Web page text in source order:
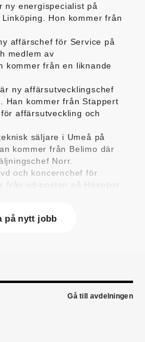
ny energispecialist på
Hon kommer från
affärschef för Service på
medlem av
kommer från en liknande
är ny affärsutvecklingschef
Han kommer från Stappert
affärsutveckling och
säljare i Umeå på
kommer från Belimo där
Norr.
och koncernchef för
från vd-posten på Hasopor.
är ny utvecklare av
produktägare på
på nytt jobb
Gå till avdelningen